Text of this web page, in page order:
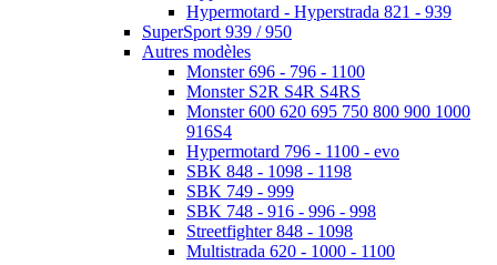
Hypermotard - Hyperstrada 821 - 939
SuperSport 939 / 950
Autres modèles
Monster 696 - 796 - 1100
Monster S2R S4R S4RS
Monster 600 620 695 750 800 900 1000
916S4
Hypermotard 796 - 1100 - evo
SBK 848 - 1098 - 1198
SBK 749 - 999
SBK 748 - 916 - 996 - 998
Streetfighter 848 - 1098
Multistrada 620 - 1000 - 1100